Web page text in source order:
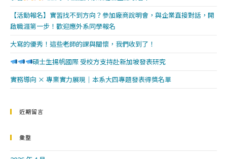
【活動報名】實習找不到方向？參加廠商說明會，與企業直接對話，開
啟職涯第一步！歡迎應外系同學報名
大寫的優秀！這些老師的課與關懷，我們收到了！
碩士生揚帆國際 受校方支持赴新加坡發表研究
實務導向 × 專業實力展現｜本系大四專題發表得獎名單
近期留言
彙整